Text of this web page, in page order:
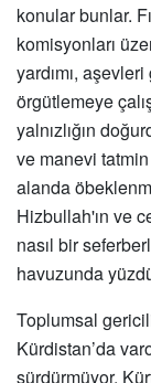
konular bunlar.
komisyonları
yardımı,
örgütlemeye
yalnızlığın do
ve manevi
alandaö
Hizbullah'ın ve
nasıl bir
havuzunda
Toplumsal
Kürdistan’da
sürdürmüyor,